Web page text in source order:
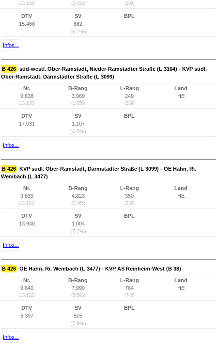
(13.129) (2.022) (289)
DTV
15.468
SV
882
(5,7%)
BPL
Infos...
B 426 süd-westl. Ober-Ramstadt, Nieder-Ramstädter Straße (L 3104) - KVP südl.
Ober-Ramstadt, Darmstädter Straße (L 3099)
Nr.
9.638
(13.130)
B-Rang
3.969
(1.650)
L-Rang
249
(239)
Land
HE
DTV
17.031
SV
1.107
(6,5%)
BPL
Infos...
B 426 KVP südl. Ober-Ramstadt, Darmstädter Straße (L 3099) - OE Hahn, Ri.
Wembach (L 3477)
Nr.
9.639
(13.131)
B-Rang
4.823
(2.465)
L-Rang
350
(339)
Land
HE
DTV
13.940
SV
1.004
(7,2%)
BPL
Infos...
B 426 OE Hahn, Ri. Wembach (L 3477) - KVP AS Reinheim-West (B 38)
Nr.
9.640
(13.132)
B-Rang
7.990
(5.593)
L-Rang
764
(746)
Land
HE
DTV
6.397
SV
505
(7,9%)
BPL
Infos...